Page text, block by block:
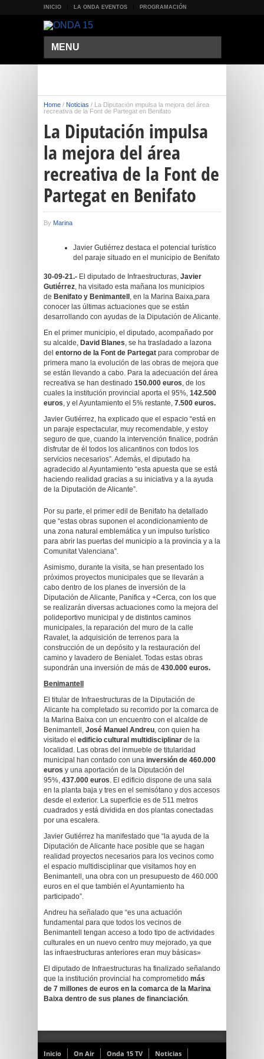
INICIO LA ONDA EVENTOS PROGRAMACIÓN
MENU
Home / Noticias / La Diputación impulsa la mejora del área
recreativa de la Font de Partegat en Benifato
La Diputación impulsa
la mejora del área
recreativa de la Font de
Partegat en Benifato
By Marina
Javier Gutiérrez destaca el potencial turístico
del paraje situado en el municipio de Benifato
30-09-21.- El diputado de Infraestructuras, Javier
Gutiérrez, ha visitado esta mañana los municipios
de Benifato y Benimantell , en la Marina Baixa,para
conocer las últimas actuaciones que se están
desarrollando con ayudas de la Diputación de Alicante.
En el primer municipio, el diputado, acompañado por
su alcalde, David Blanes, se ha trasladado a lazona
del entorno de la Font de Partegat para comprobar de
primera mano la evolución de las obras de mejora que
se están llevando a cabo. Para la adecuación del área
recreativa se han destinado 150.000 euros, de los
cuales la institución provincial aporta el 95%, 142.500
euros, y el Ayuntamiento el 5% restante, 7.500 euros.
Javier Gutiérrez, ha explicado que el espacio “está en
un paraje espectacular, muy recomendable, y estoy
seguro de que, cuando la intervención finalice, podrán
disfrutar de él todos los alicantinos con todos los
servicios necesarios”. Además, el diputado ha
agradecido al Ayuntamiento “esta apuesta que se está
haciendo realidad gracias a su iniciativa y a la ayuda
de la Diputación de Alicante”.
Por su parte, el primer edil de Benifato ha detallado
que “estas obras suponen el acondicionamiento de
una zona natural emblemática y un impulso turístico
para abrir las puertas del municipio a la provincia y a la
Comunitat Valenciana”.
Asimismo, durante la visita, se han presentado los
próximos proyectos municipales que se llevarán a
cabo dentro de los planes de inversión de la
Diputación de Alicante, Panifica y +Cerca, con los que
se realizarán diversas actuaciones como la mejora del
polideportivo municipal y de distintos caminos
municipales, la reparación del muro de la calle
Ravalet, la adquisición de terrenos para la
construcción de un depósito y la restauración del
camino y lavadero de Benialet. Todas estas obras
supondrán una inversión de más de 430.000 euros.
Benimantell
El titular de Infraestructuras de la Diputación de
Alicante ha completado su recorrido por la comarca de
la Marina Baixa con un encuentro con el alcalde de
Benimantell, José Manuel Andreu, con quien ha
visitado el edificio cultural multidisciplinar de la
localidad. Las obras del inmueble de titularidad
municipal han contado con una inversión de 460.000
euros y una aportación de la Diputación del
95%, 437.000 euros. El edificio dispone de una sala
en la planta baja y tres en el semisótano y dos accesos
desde el exterior. La superficie es de 511 metros
cuadrados y está dividida en dos plantas conectadas
por una escalera.
Javier Gutiérrez ha manifestado que “la ayuda de la
Diputación de Alicante hace posible que se hagan
realidad proyectos necesarios para los vecinos como
el espacio multidisciplinar que visitamos hoy en
Benimantell, una obra con un presupuesto de 460.000
euros en el que también el Ayuntamiento ha
participado”.
Andreu ha señalado que “es una actuación
fundamental para que todos los vecinos de
Benimantell tengan acceso a todo tipo de actividades
culturales en un nuevo centro muy mejorado, ya que
las infraestructuras anteriores eran muy básicas»
El diputado de Infraestructuras ha finalizado señalando
que la institución provincial ha comprometido más
de 7 millones de euros en la comarca de la Marina
Baixa dentro de sus planes de financiación.
Inicio On Air Onda 15 TV Noticias